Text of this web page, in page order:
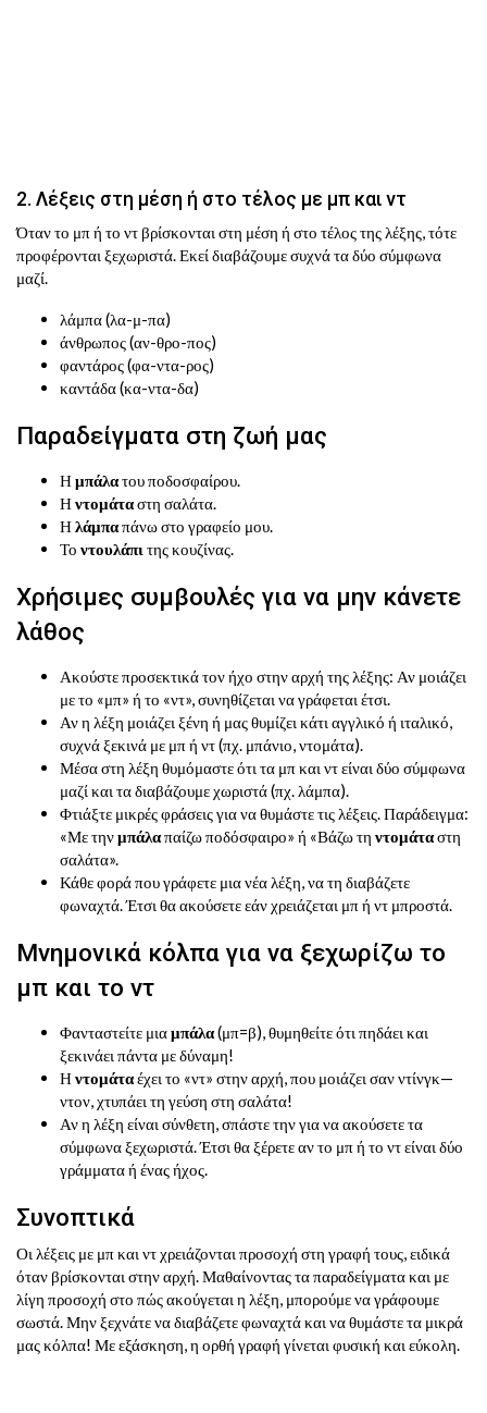
2. Λέξεις στη μέση ή στο τέλος με μπ και ντ
Όταν το μπ ή το ντ βρίσκονται στη μέση ή στο τέλος της λέξης, τότε
προφέρονται ξεχωριστά. Εκεί διαβάζουμε συχνά τα δύο σύμφωνα
μαζί.
λάμπα (λα-μ-πα)
άνθρωπος (αν-θρο-πος)
φαντάρος (φα-ντα-ρος)
καντάδα (κα-ντα-δα)
Παραδείγματα στη ζωή μας
Ημπάλατου ποδοσφαίρου.
Ηντομάταστη σαλάτα.
Ηλάμπαπάνω στο γραφείο μου.
Το ντουλάπι της κουζίνας.
Χρήσιμες συμβουλές για να μην κάνετε
λάθος
Ακούστε προσεκτικά τον ήχο στην αρχή της λέξης: Αν μοιάζει
με το «μπ» ή το «ντ», συνηθίζεται να γράφεται έτσι.
Αν η λέξη μοιάζει ξένη ή μας θυμίζει κάτι αγγλικό ή ιταλικό,
συχνά ξεκινά με μπ ή ντ (πχ. μπάνιο, ντομάτα).
Μέσα στη λέξη θυμόμαστε ότι τα μπ και ντ είναι δύο σύμφωνα
μαζί και τα διαβάζουμε χωριστά (πχ. λάμπα).
Φτιάξτε μικρές φράσεις για να θυμάστε τις λέξεις. Παράδειγμα:
«Με τηνμπάλαπαίζω ποδόσφαιρο» ή «Βάζω τη ντομάταστη
σαλάτα».
Κάθε φορά που γράφετε μια νέα λέξη, να τη διαβάζετε
φωναχτά. Έτσι θα ακούσετε εάν χρειάζεται μπ ή ντ μπροστά.
Μνημονικά κόλπα για να ξεχωρίζω το
μπ και το ντ
Φανταστείτε μιαμπάλα(μπ=β), θυμηθείτε ότι πηδάει και
ξεκινάει πάντα με δύναμη!
Ηντομάταέχει το «ντ» στην αρχή, που μοιάζει σαν ντίνγκ—
ντον, χτυπάει τη γεύση στη σαλάτα!
Αν η λέξη είναι σύνθετη, σπάστε την για να ακούσετε τα
σύμφωνα ξεχωριστά. Έτσι θα ξέρετε αν το μπ ή το ντ είναι δύο
γράμματα ή ένας ήχος.
Συνοπτικά
Οι λέξεις με μπ και ντ χρειάζονται προσοχή στη γραφή τους, ειδικά
όταν βρίσκονται στην αρχή. Μαθαίνοντας τα παραδείγματα και με
λίγη προσοχή στο πώς ακούγεται η λέξη, μπορούμε να γράφουμε
σωστά. Μην ξεχνάτε να διαβάζετε φωναχτά και να θυμάστε τα μικρά
μας κόλπα! Με εξάσκηση, η ορθή γραφή γίνεται φυσική και εύκολη.